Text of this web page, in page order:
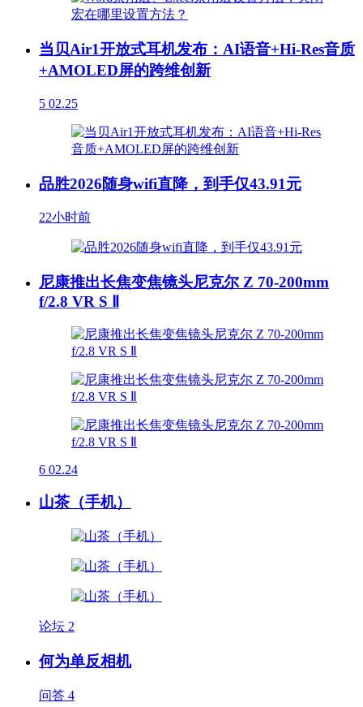
当贝Air1开放式耳机发布：AI语音+Hi-Res音质
+AMOLED屏的跨维创新
5 02.25
品胜2026随身wifi直降，到手仅43.91元
22小时前
尼康推出长焦变焦镜头尼克尔 Z 70-200mm
f/2.8 VR S Ⅱ
6 02.24
山茶（手机）
论坛 2
何为单反相机
问答 4